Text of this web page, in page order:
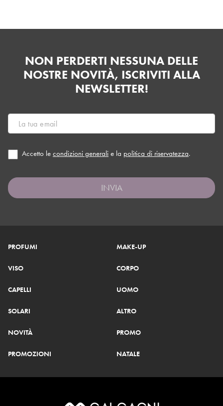
NON PERDERTI NESSUNA DELLE
NOSTRE NOVITÀ, ISCRIVITI ALLA
NEWSLETTER!
Accetto le condizioni generali e la politica di riservatezza.
INVIA
PROFUMI MAKE-UP
VISO CORPO
CAPELLI UOMO
SOLARI ALTRO
NOVITÀ PROMO
PROMOZIONI NATALE